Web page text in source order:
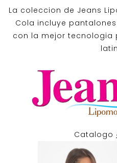
La coleccion de Jeans
Cola incluye
con la mejor tecnologia
Catalogo